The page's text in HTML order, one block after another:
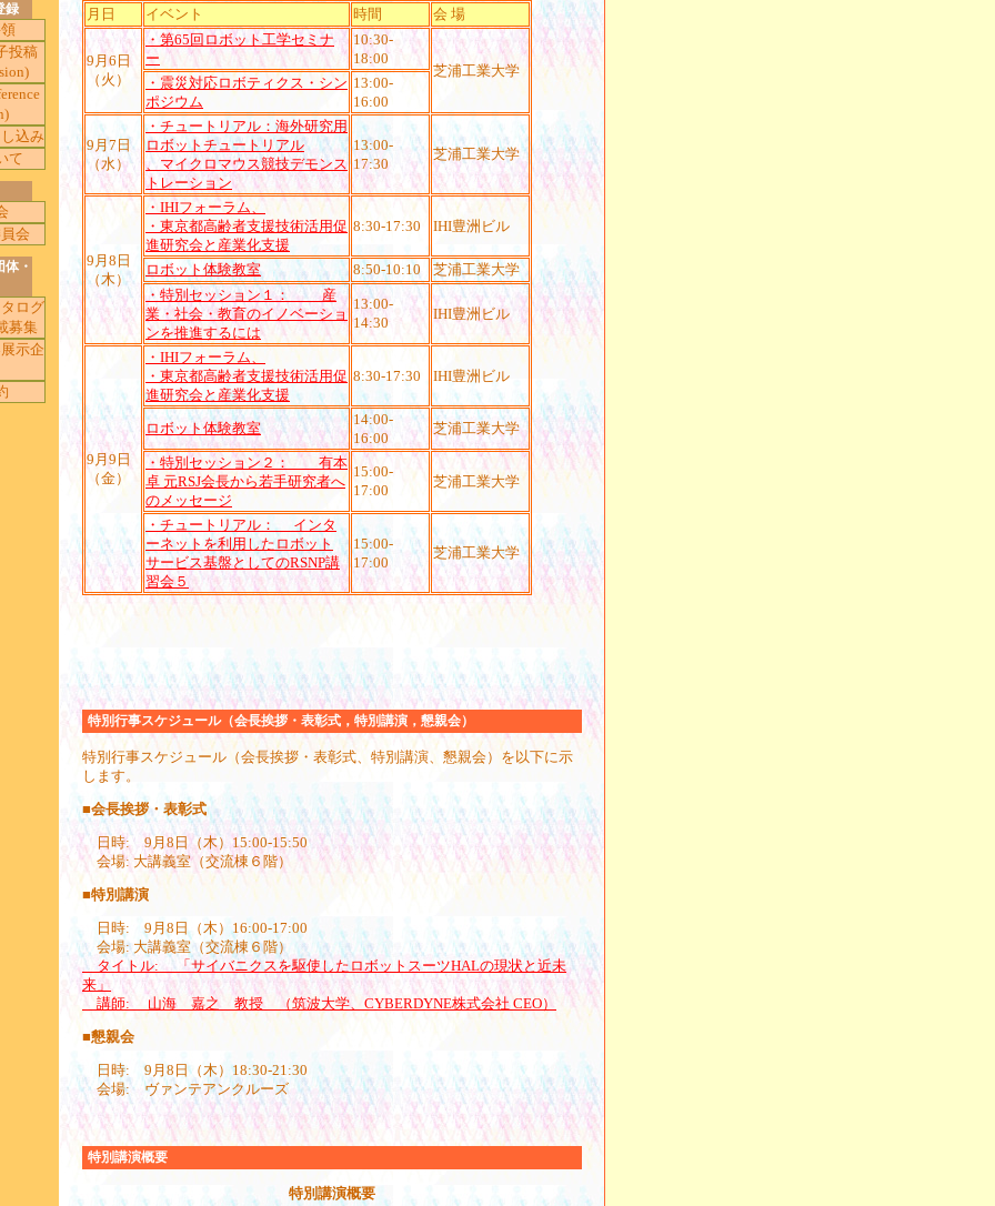
録
投稿
込み
て
会
・
ログ
募集
示企
月日 イベント 時間 会 場
9月6日
（火）
・第65回ロボット工学セミナ
ー
10:30-
18:00
芝浦工業大学
・震災対応ロボティクス・シン
ポジウム
13:00-
16:00
9月7日
（水）
・チュートリアル：海外研究用
ロボットチュートリアル
、マイクロマウス競技デモンス
トレーション
13:00-
17:30
芝浦工業大学
9月8日
（木）
・IHIフォーラム、
・東京都高齢者支援技術活用促
進研究会と産業化支援
8:30-17:30 IHI豊洲ビル
ロボット体験教室 8:50-10:10
芝浦工業大学
・特別セッション１： 産
業・社会・教育のイノベーショ
ンを推進するには
13:00-
14:30
IHI豊洲ビル
9月9日
（金）
・IHIフォーラム、
・東京都高齢者支援技術活用促
進研究会と産業化支援
8:30-17:30 IHI豊洲ビル
ロボット体験教室
14:00-
16:00
芝浦工業大学
・特別セッション２： 有本
卓 元RSJ会長から若手研究者へ
のメッセージ
15:00-
17:00
芝浦工業大学
・チュートリアル： インタ
ーネットを利用したロボット
サービス基盤としてのRSNP講
習会５
15:00-
17:00
芝浦工業大学
特別行事スケジュール（会長挨拶・表彰式，特別講演，懇親会）
特別行事スケジュール（会長挨拶・表彰式、特別講演、懇親会）を以下に示
します。
■会長挨拶・表彰式
日時: 9月8日（木）15:00-15:50
会場: 大講義室（交流棟６階）
■特別講演
日時: 9月8日（木）16:00-17:00
会場: 大講義室（交流棟６階）
タイトル: 「サイバニクスを駆使したロボットスーツHALの現状と近未
来」
講師: 山海 嘉之 教授 （筑波大学、CYBERDYNE株式会社 CEO）
■懇親会
日時: 9月8日（木）18:30-21:30
会場: ヴァンテアンクルーズ
特別講演概要
特別講演概要